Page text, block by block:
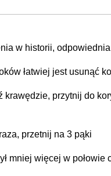
w historii,
łatwiej jest usunąć
krawędzie, przytnij do
przetnij na 3 pąki
mniej więcej w połowie